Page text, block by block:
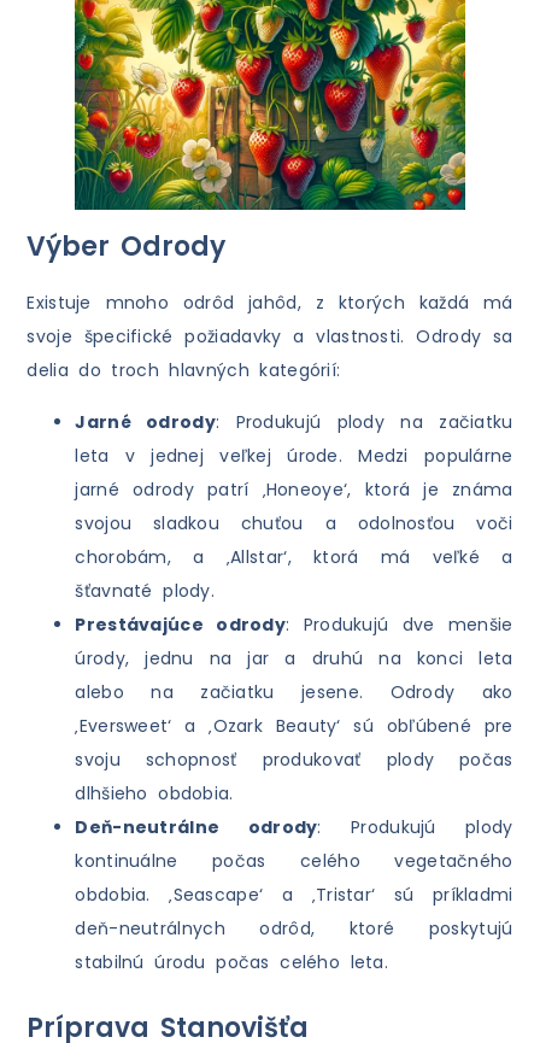
Výber Odrody
Existuje mnoho odrôd jahôd, z ktorých každá má
svoje špecifické požiadavky a vlastnosti. Odrody sa
delia do troch hlavných kategórií:
Jarné odrody: Produkujú plody na začiatku
leta v jednej veľkej úrode. Medzi populárne
jarné odrody patrí ‚Honeoye‘, ktorá je známa
svojou sladkou chuťou a odolnosťou voči
chorobám, a ‚Allstar‘, ktorá má veľké a
šťavnaté plody.
Prestávajúce odrody: Produkujú dve menšie
úrody, jednu na jar a druhú na konci leta
alebo na začiatku jesene. Odrody ako
‚Eversweet‘ a ‚Ozark Beauty‘ sú obľúbené pre
svoju schopnosť produkovať plody počas
dlhšieho obdobia.
Deň-neutrálne odrody: Produkujú plody
kontinuálne počas celého vegetačného
obdobia. ‚Seascape‘ a ‚Tristar‘ sú príkladmi
deň-neutrálnych odrôd, ktoré poskytujú
stabilnú úrodu počas celého leta.
Príprava Stanovišťa